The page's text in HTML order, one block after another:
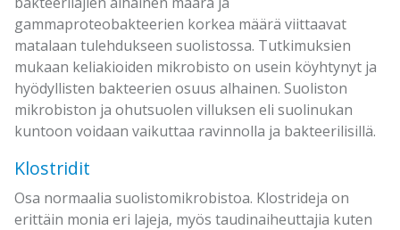
gammaproteobakteerien korkea määrä viittaavat
matalaan tulehdukseen suolistossa. Tutkimuksien
mukaan keliakioiden mikrobisto on usein köyhtynyt ja
hyödyllisten bakteerien osuus alhainen. Suoliston
mikrobiston ja ohutsuolen villuksen eli suolinukan
kuntoon voidaan vaikuttaa ravinnolla ja bakteerilisillä.
Klostridit
Osa normaalia suolistomikrobistoa. Klostrideja on
erittäin monia eri lajeja, myös taudinaiheuttajia kuten